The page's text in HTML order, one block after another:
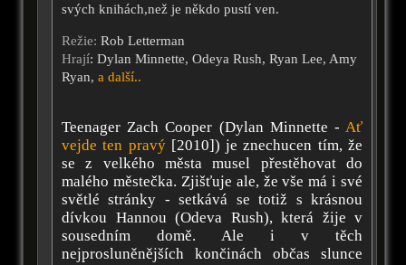
svých knihách,než je někdo pustí ven.
Režie: Rob Letterman
Hrají: Dylan Minnette, Odeya Rush, Ryan Lee, Amy
Ryan, a další..
Teenager Zach Cooper (Dylan Minnette -Ať
vejde ten pravý[2010]) je znechucen tím, že
se z velkého města musel přestěhovat do
malého městečka. Zjišťuje ale, že vše má i své
světlé stránky - setkává se totiž s krásnou
dívkou Hannou (Odeva Rush), která žije v
sousedním domě. Ale i v těch
nejprosluněnějších končinách občas slunce